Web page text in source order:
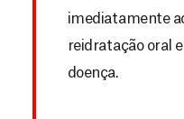
imediatamente
reidratação oral
doença.